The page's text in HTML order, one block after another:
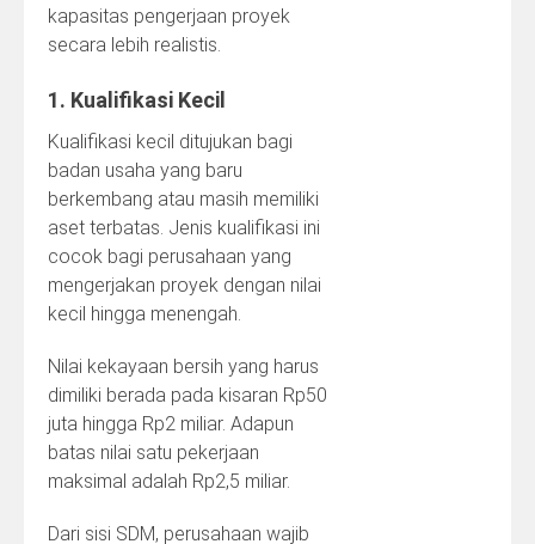
kapasitas pengerjaan proyek
secara lebih realistis.
1. Kualifikasi Kecil
Kualifikasi kecil ditujukan bagi
badan usaha yang baru
berkembang atau masih memiliki
aset terbatas. Jenis kualifikasi ini
cocok bagi perusahaan yang
mengerjakan proyek dengan nilai
kecil hingga menengah.
Nilai kekayaan bersih yang harus
dimiliki berada pada kisaran Rp50
juta hingga Rp2 miliar. Adapun
batas nilai satu pekerjaan
maksimal adalah Rp2,5 miliar.
Dari sisi SDM, perusahaan wajib